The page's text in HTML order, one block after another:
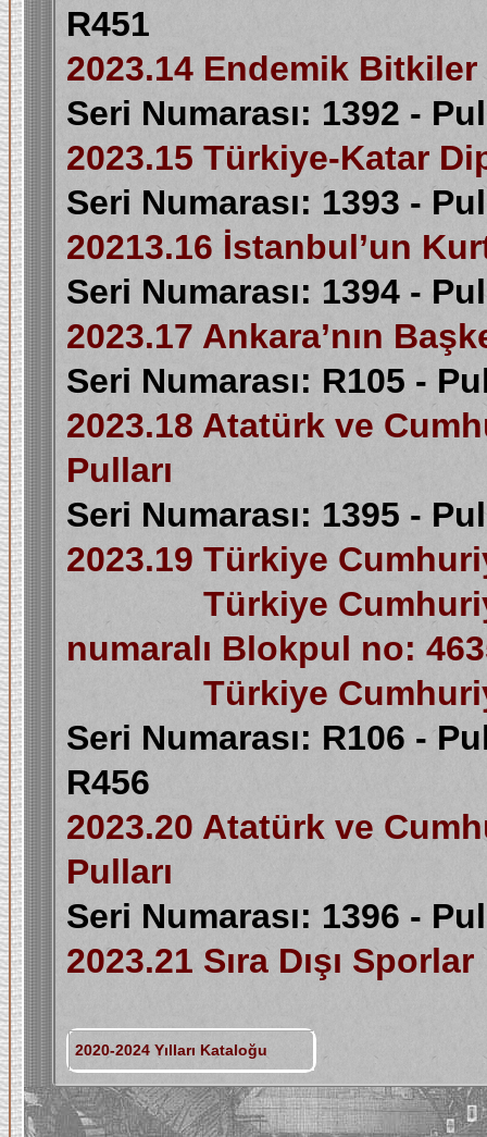
R451
2023.14 Endemik
Seri Numarası: 1392 -
2023.15 Türkiye-Katar
Seri Numarası: 1393 -
20213.16 İstanbul’un
Seri Numarası: 1394 -
2023.17 Ankara’nın
Seri Numarası: R105 -
2023.18 Atatürk ve
Pulları
Seri Numarası: 1395 -
2023.19 Türkiye
Türkiye
numaralı Blokpul no:
Türkiye
Seri Numarası: R106 -
R456
2023.20 Atatürk ve
Pulları
Seri Numarası: 1396 -
2023.21 Sıra Dışı Sporlar
2020-2024 Yılları Kataloğu